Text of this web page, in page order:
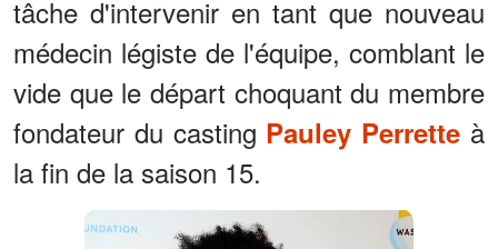
tâche d'intervenir en tant que nouveau
médecin légiste de l'équipe, comblant le
vide que le départ choquant du membre
fondateur du casting Pauley Perrette à
la fin de la saison 15.